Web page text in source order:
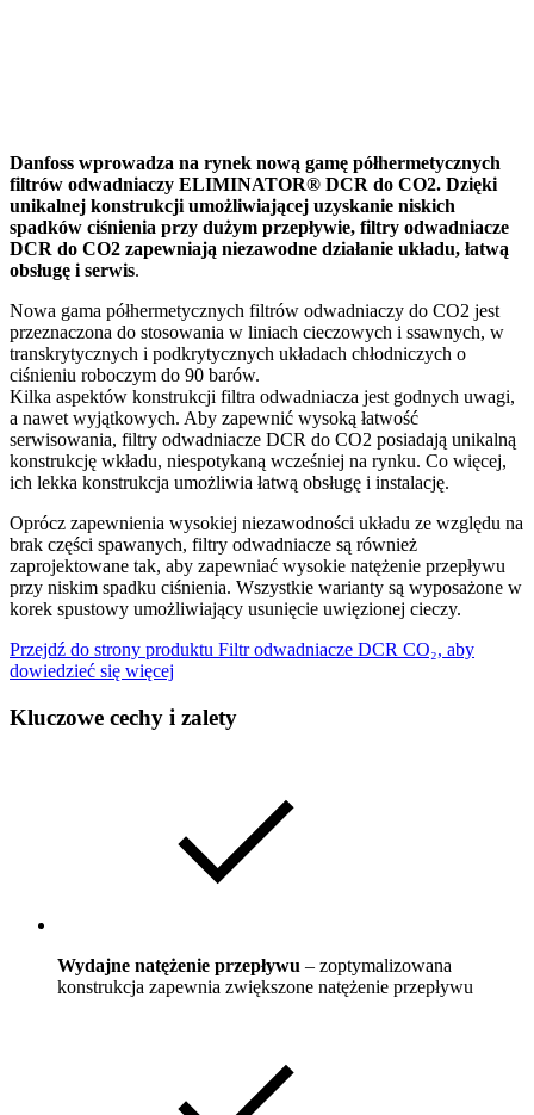
Danfoss wprowadza na rynek nową gamę półhermetycznych
filtrów odwadniaczy ELIMINATOR® DCR do CO2. Dzięki
unikalnej konstrukcji umożliwiającej uzyskanie niskich
spadków ciśnienia przy dużym przepływie, filtry odwadniacze
DCR do CO2 zapewniają niezawodne działanie układu, łatwą
obsługę i serwis.
Nowa gama półhermetycznych filtrów odwadniaczy do CO2 jest
przeznaczona do stosowania w liniach cieczowych i ssawnych, w
transkrytycznych i podkrytycznych układach chłodniczych o
ciśnieniu roboczym do 90 barów.
Kilka aspektów konstrukcji filtra odwadniacza jest godnych uwagi,
a nawet wyjątkowych. Aby zapewnić wysoką łatwość
serwisowania, filtry odwadniacze DCR do CO2 posiadają unikalną
konstrukcję wkładu, niespotykaną wcześniej na rynku. Co więcej,
ich lekka konstrukcja umożliwia łatwą obsługę i instalację.
Oprócz zapewnienia wysokiej niezawodności układu ze względu na
brak części spawanych, filtry odwadniacze są również
zaprojektowane tak, aby zapewniać wysokie natężenie przepływu
przy niskim spadku ciśnienia. Wszystkie warianty są wyposażone w
korek spustowy umożliwiający usunięcie uwięzionej cieczy.
Przejdź do strony produktu Filtr odwadniacze DCR CO₂, aby
dowiedzieć się więcej
Kluczowe cechy i zalety
Wydajne natężenie przepływu – zoptymalizowana
konstrukcja zapewnia zwiększone natężenie przepływu